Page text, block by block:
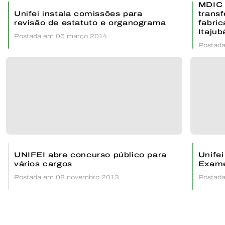
Unifei instala comissões para
revisão de estatuto e organograma
Postada em 06 março 2014
UNIFEI abre concurso público para
vários cargos
Postada em 08 novembro 2013